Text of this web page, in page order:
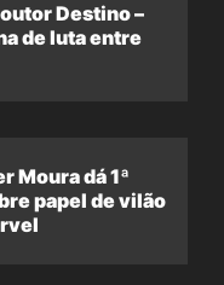
Destino –
de luta entre
Moura dá 1ª
papel de vilão